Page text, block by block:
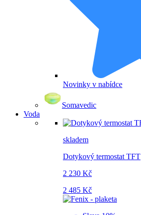
Novinky v nabídce
Somavedic
Voda
skladem
Dotykový termostat TFT
2 230 Kč
2 485 Kč